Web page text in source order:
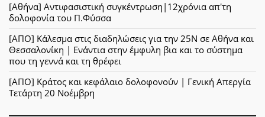
[Αθήνα] Αντιφασιστική συγκέντρωση|12χρόνια απ'τη
δολοφονία του Π.Φύσσα
[ΑΠΟ] Κάλεσμα στις διαδηλώσεις για την 25Ν σε Αθήνα και
Θεσσαλονίκη | Ενάντια στην έμφυλη βια και το σύστημα
που τη γεννά και τη θρέφει
[ΑΠΟ] Κράτος και κεφάλαιο δολοφονούν | Γενική Απεργία
Τετάρτη 20 Νοέμβρη